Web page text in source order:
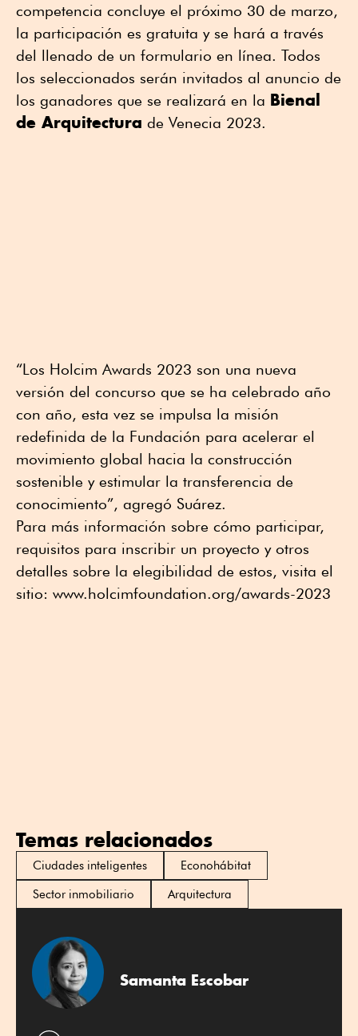
competencia concluye el próximo 30 de marzo,
la participación es gratuita y se hará a través
del llenado de un formulario en línea. Todos
los seleccionados serán invitados al anuncio de
los ganadores que se realizará en la Bienal
de Arquitectura de Venecia 2023.
“Los Holcim Awards 2023 son una nueva
versión del concurso que se ha celebrado año
con año, esta vez se impulsa la misión
redefinida de la Fundación para acelerar el
movimiento global hacia la construcción
sostenible y estimular la transferencia de
conocimiento”, agregó Suárez.
Para más información sobre cómo participar,
requisitos para inscribir un proyecto y otros
detalles sobre la elegibilidad de estos, visita el
sitio: www.holcimfoundation.org/awards-2023
Temas relacionados
Ciudades inteligentes
Econohábitat
Sector inmobiliario
Arquitectura
Samanta Escobar